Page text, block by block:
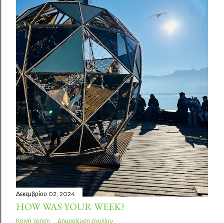
Δεκεμβρίου 02, 2024
HOW WAS YOUR WEEK?
Κοινή χρήση Δημοσίευση σχολίου